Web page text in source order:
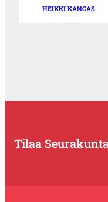
HEIKKI KANGAS
Tilaa